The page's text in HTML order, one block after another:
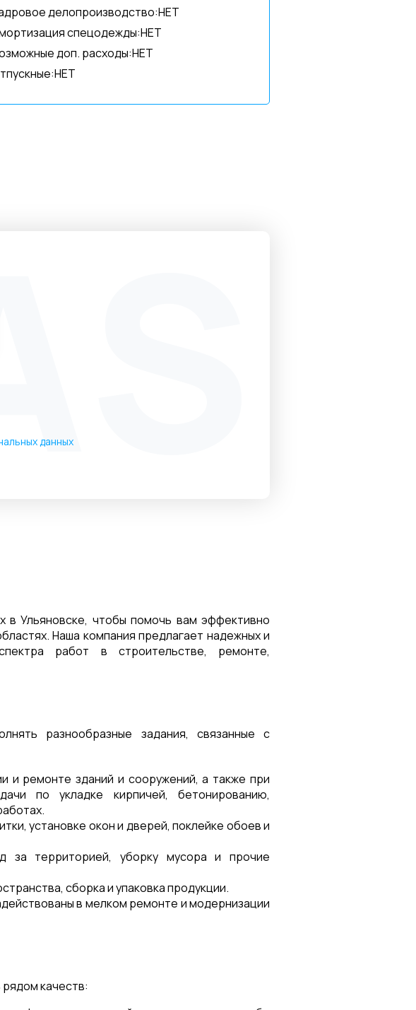
делопроизводство:НЕТ
спецодежды:НЕТ
доп. расходы:НЕТ
данных
в Ульяновске, чтобы помочь вам эффективно
Наша компания предлагает надежных и
работ в строительстве, ремонте,
разнообразные задания, связанные с
и ремонте зданий и сооружений, а также при
по укладке кирпичей, бетонированию,
установке окон и дверей, поклейке обоев и
за территорией, уборку мусора и прочие
сборка и упаковка продукции.
в мелком ремонте и модернизации
качеств: